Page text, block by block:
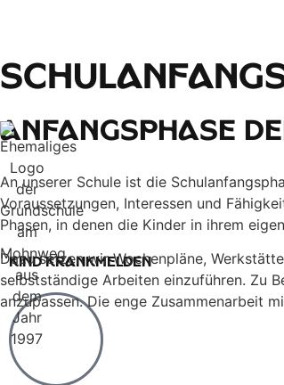
Kind krankmelden
Anfangsphase
An unserer Schule ist die
Voraussetzungen, Interessen und
Phasen, in denen die Kinder in ihrem
Dazu setzen wir Wochenpläne,
selbstständige Arbeiten einzuführen. Zu
anzupassen. Die enge Zusammenarbeit